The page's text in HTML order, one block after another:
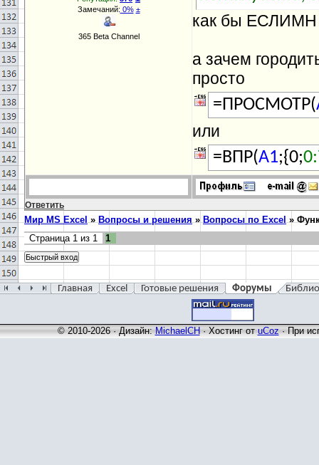
Замечаний: 0% ±
365 Beta Channel
как бы ЕСЛИМН
а зачем
просто
=ПРОСМОТР(
или
=ВПР(A1;{0;
Ответить
Мир MS Excel » Вопросы и решения » Вопросы по Excel »
Страница 1 из 1 1
Главная Excel Готовые решения Форумы
© 2010-2026 · Дизайн: MichaelCH · Хостинг от uCoz · При